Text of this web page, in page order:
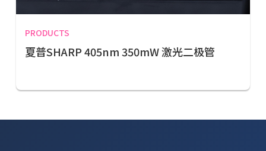
PRODUCTS
夏普SHARP 405nm 350mW 激光二极管